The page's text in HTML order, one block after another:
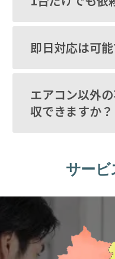
即日対応は可
エアコン以外
収できますか？
サービ